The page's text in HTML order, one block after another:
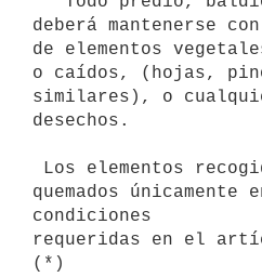
deberá mantenerse
de elementos
o caídos, (hojas,
similares), o
desechos.
quemados únicamente
condiciones
requeridas en el